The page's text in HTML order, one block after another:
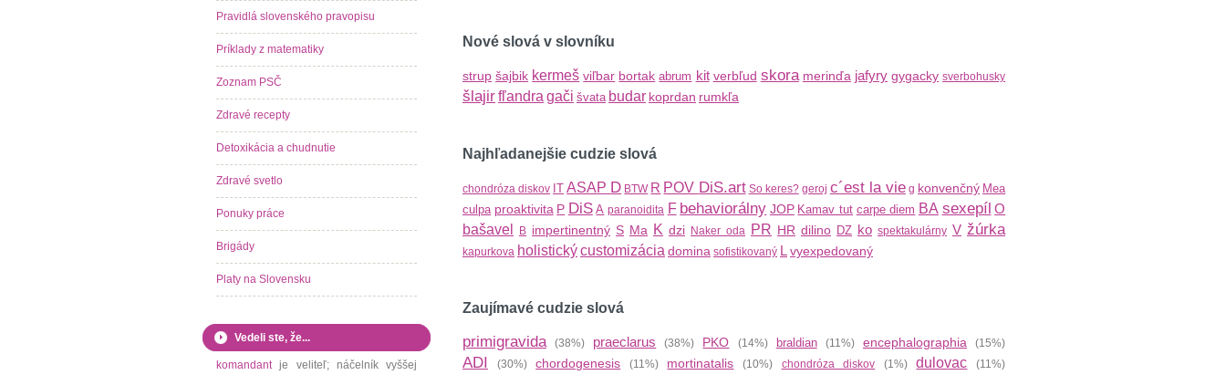
Nové slová v slovníku
strup šajbik kermeš viľbar bortak abrum kit verbľud skora merinďa jafyry gygacky sverbohusky
šlajirfľandra gači švata budar koprdan rumkľa
Najhľadanejšie cudzie slová
chondróza diskov IT ASAP D BTW R POV DiS.art So keres? geroj c´est la vie g konvenčný Mea
culpa proaktivita P DiS A paranoidita F behaviorálny JOP Kamav tut carpe diem BA sexepíl O
bašavel
B impertinentný S Ma K dzi Naker oda PR HR dilino DZ ko spektakulárny V žúrka
kapurkova holistickýcustomizácia domina sofistikovaný L vyexpedovaný
Zaujímavé cudzie slová
primigravida(38%) praeclarus (38%) PKO (14%) braldian(11%) encephalographia(15%)
ADI (30%)chordogenesis (11%) mortinatalis (10%) chondróza diskov (1%)dulovac (11%)
Pravidlá slovenského pravopisu
Príklady z matematiky
Zoznam PSČ
Zdravé recepty
Detoxikácia a chudnutie
Zdravé svetlo
Ponuky práce
Brigády
Platy na Slovensku
Vedeli ste, že...
komandantje veliteľ; náčelník vyššej